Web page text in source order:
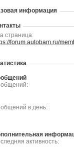
информация
страница
forum.autobam.ru/
в день
активность